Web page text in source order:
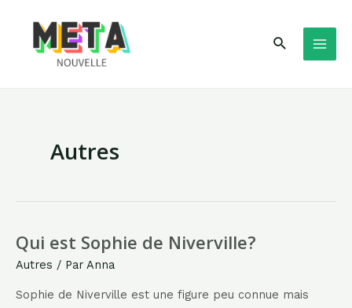
contenu
Rechercher
Autres
Qui est Sophie de Niverville?
Autres / Par Anna
Sophie de Niverville est une figure peu connue mais